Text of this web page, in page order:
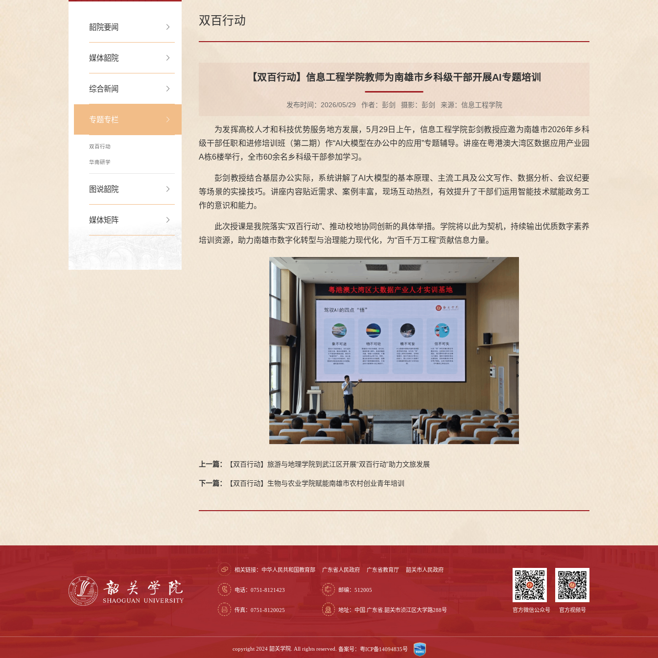
韶院要闻
媒体韶院
综合新闻
专题专栏
双百行动
华南研学
图说韶院
媒体矩阵
双百行动
【双百行动】信息工程学院教师为南雄市乡科级干部开展AI专题培训
发布时间：2026/05/29 作者：彭剑 摄影：彭剑 来源：信息工程学院
为发挥高校人才和科技优势服务地方发展，5月29日上午，信息工程学院彭剑教授应邀为南雄市2026年乡科
级干部任职和进修培训班（第二期）作“AI大模型在办公中的应用”专题辅导。讲座在粤港澳大湾区数据应用产业园
A栋6楼举行，全市60余名乡科级干部参加学习。
彭剑教授结合基层办公实际，系统讲解了AI大模型的基本原理、主流工具及公文写作、数据分析、会议纪要
等场景的实操技巧。讲座内容贴近需求、案例丰富，现场互动热烈，有效提升了干部们运用智能技术赋能政务工
作的意识和能力。
此次授课是我院落实“双百行动”、推动校地协同创新的具体举措。学院将以此为契机，持续输出优质数字素养
培训资源，助力南雄市数字化转型与治理能力现代化，为“百千万工程”贡献信息力量。
上一篇： 【双百行动】旅游与地理学院到武江区开展“双百行动”助力文旅发展
下一篇： 【双百行动】生物与农业学院赋能南雄市农村创业青年培训
相关链接： 中华人民共和国教育部 广东省人民政府 广东省教育厅 韶关市人民政府
电话：0751-8121423 邮编：512005
传真：0751-8120025 地址：中国.广东省.韶关市浈江区大学路288号 官方微信公众号 官方视频号
copyright 2024 韶关学院. All rights reserved. 备案号：粤ICP备14094835号